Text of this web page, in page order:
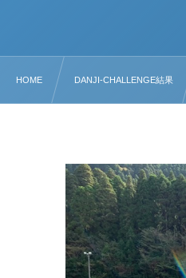
HOME DANJI-CHALLENGE結果